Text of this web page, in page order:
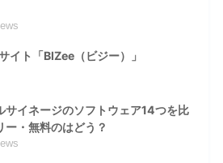
イト「BIZee（ビジー）」
サイネージのソフトウェア14つを比
ー・無料のはどう？